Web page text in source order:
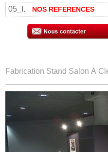
05_I. NOS REFERENCES
Fabrication Stand Salon À